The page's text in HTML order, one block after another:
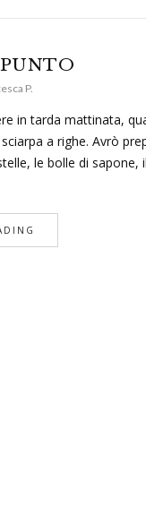
P.
in tarda mattinata,
a righe. Avrò
le bolle di